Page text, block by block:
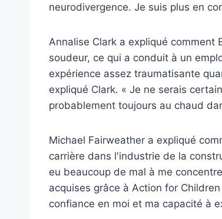
neurodivergence. Je suis plus en
Annalise Clark a expliqué comment
soudeur, ce qui a conduit à un
expérience assez traumatisante
expliqué Clark. « Je ne serais
probablement toujours au chaud
Michael Fairweather a expliqué
carrière dans l'industrie de la
eu beaucoup de mal à me
acquises grâce à Action for
confiance en moi et ma capacité à